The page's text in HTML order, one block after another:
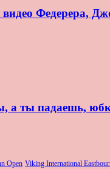
Федерера,
а ты падаешь,
Open Viking International